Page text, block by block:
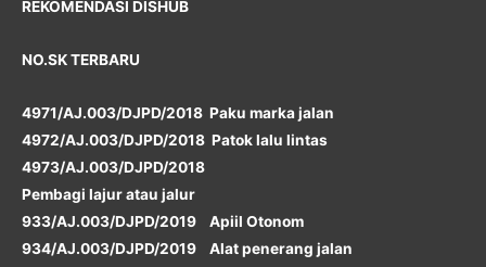
REKOMENDASI DISHUB
NO.SK TERBARU
4971/AJ.003/DJPD/2018 Paku marka jalan
4972/AJ.003/DJPD/2018 Patok lalu lintas
4973/AJ.003/DJPD/2018
Pembagi lajur atau jalur
933/AJ.003/DJPD/2019 Apiil Otonom
934/AJ.003/DJPD/2019 Alat penerang jalan